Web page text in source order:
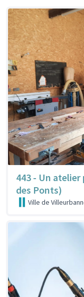
443 - Un
des Ponts)
Ville de